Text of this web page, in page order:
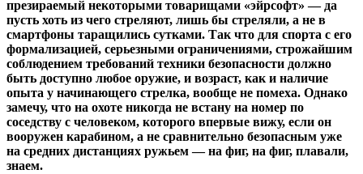
презираемый некоторыми товарищами «эйрсофт» — да
пусть хоть из чего стреляют, лишь бы стреляли, а не в
смартфоны таращились сутками. Так что для спорта с его
формализацией, серьезными ограничениями, строжайшим
соблюдением требований техники безопасности должно
быть доступно любое оружие, и возраст, как и наличие
опыта у начинающего стрелка, вообще не помеха. Однако
замечу, что на охоте никогда не встану на номер по
соседству с человеком, которого впервые вижу, если он
вооружен карабином, а не сравнительно безопасным уже
на средних дистанциях ружьем — на фиг, на фиг, плавали,
знаем.